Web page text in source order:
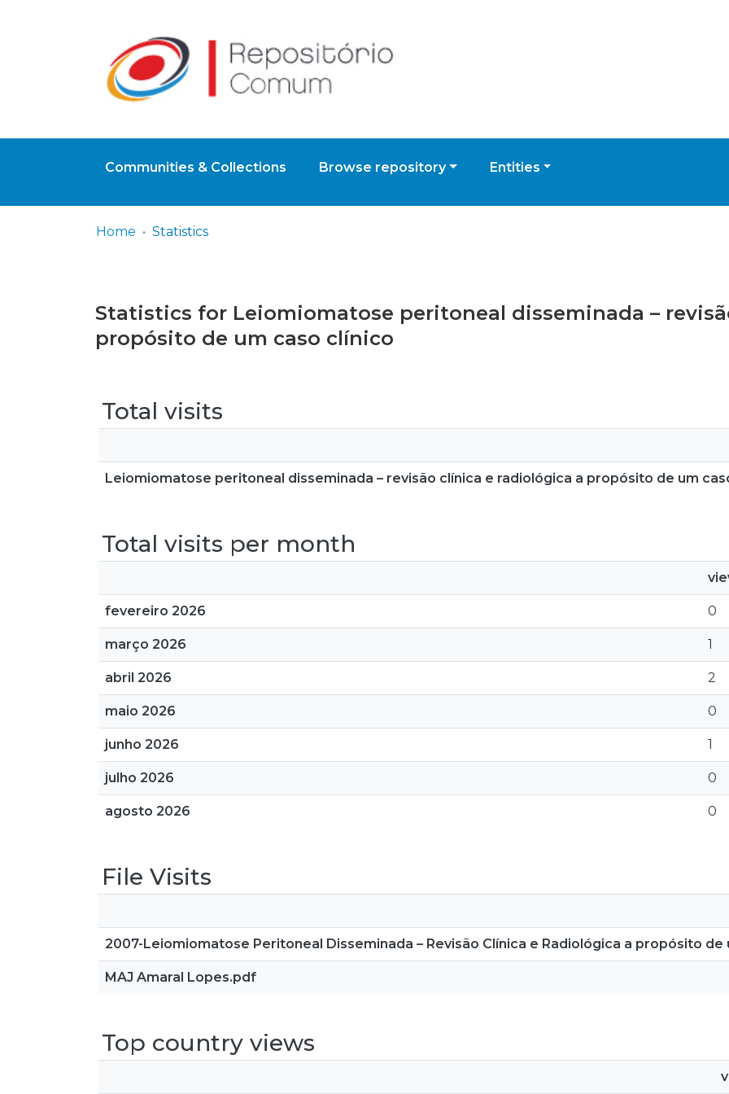
Communities & Collections Browse repository Entities
Home Statistics
Statistics for Leiomiomatose peritoneal disseminada –
propósito de um caso clínico
Total visits
Leiomiomatose peritoneal disseminada – revisão clínica e radiológica a propósito de um
Total visits per month
fevereiro 2026 0
março 2026 1
abril 2026 2
maio 2026 0
junho 2026 1
julho 2026 0
agosto 2026 0
File Visits
2007-Leiomiomatose Peritoneal Disseminada – Revisão Clínica e Radiológica a propósito
MAJ Amaral Lopes.pdf
Top country views